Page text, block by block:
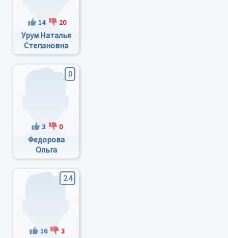
14 20
Урум Наталья
Степановна
0
3 0
Федорова
Ольга
Васильевна
2.4
16 3